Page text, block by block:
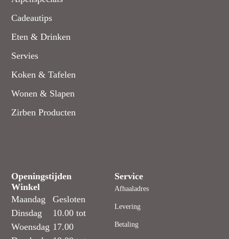
Cadeautips
Eten & Drinken
Servies
Koken & Tafelen
Wonen & Slapen
Zirben Producten
Openingstijden
Winkel
Maandag
Dinsdag
Woensdag
Gesloten
10.00 tot
17.00
Service
Afhaaladres
Levering
Betaling